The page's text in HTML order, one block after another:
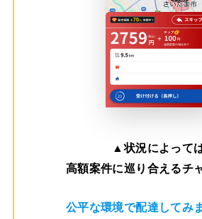
▲状況によって
高額案件に巡り合えるチ
公平な環境で配達してみ